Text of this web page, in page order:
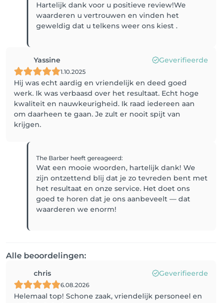
Hartelijk dank voor u positieve review!We
waarderen u vertrouwen en vinden het
geweldig dat u telkens weer ons kiest .
Yassine Geverifieerde
1.10.2025
Hij was echt aardig en vriendelijk en deed goed
werk. Ik was verbaasd over het resultaat. Echt hoge
kwaliteit en nauwkeurigheid. Ik raad iedereen aan
om daarheen te gaan. Je zult er nooit spijt van
krijgen.
The Barber heeft gereageerd:
Wat een mooie woorden, hartelijk dank! We
zijn ontzettend blij dat je zo tevreden bent met
het resultaat en onze service. Het doet ons
goed te horen dat je ons aanbeveelt — dat
waarderen we enorm!
Alle beoordelingen:
chris Geverifieerde
6.08.2026
Helemaal top! Schone zaak, vriendelijk personeel en